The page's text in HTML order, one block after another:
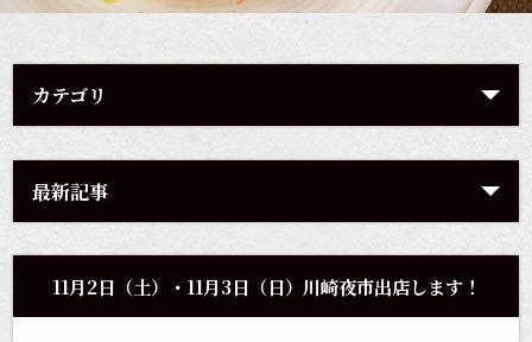
カテゴリ
最新記事
11月2日（土）・11月3日（日）川崎夜市出店します！